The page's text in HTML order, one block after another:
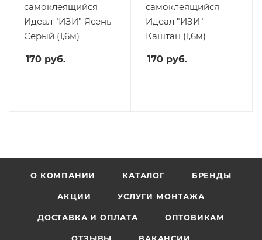
самоклеящийся
Идеал "ИЗИ" Ясень
Серый (1,6м)
170 руб.
самоклеящийся
Идеал "ИЗИ"
Каштан (1,6м)
170 руб.
О КОМПАНИИ КАТАЛОГ БРЕНДЫ
АКЦИИ УСЛУГИ МОНТАЖА
ДОСТАВКА И ОПЛАТА ОПТОВИКАМ